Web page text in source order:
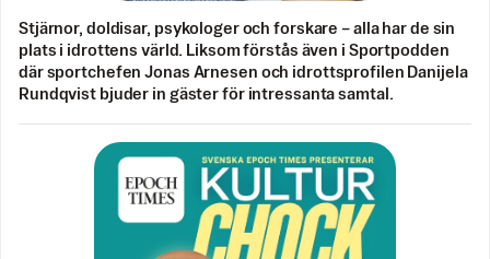
Stjärnor, doldisar, psykologer och forskare – alla har de sin
plats i idrottens värld. Liksom förstås även i Sportpodden
där sportchefen Jonas Arnesen och idrottsprofilen Danijela
Rundqvist bjuder in gäster för intressanta samtal.